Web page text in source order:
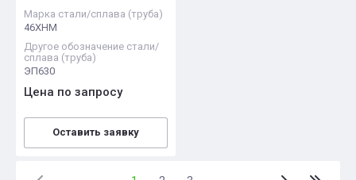
Марка стали/сплава (труба)
46ХНМ
Другое обозначение стали/
сплава (труба)
ЭП630
Цена по запросу
Оставить заявку